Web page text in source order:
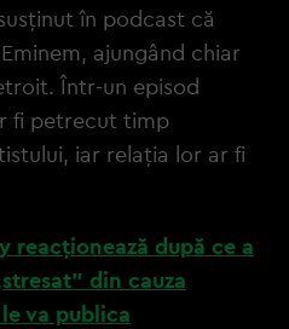
în podcast că
ajungând chiar
Într-un episod
fi petrecut timp
iar relația lor ar fi
reacționează după ce a
din cauza
va publica